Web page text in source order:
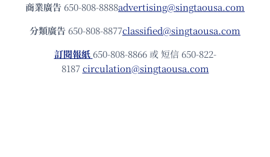
商業廣告 650-808-8888advertising@singtaousa.com
分類廣告 650-808-8877classified@singtaousa.com
訂閱報紙 650-808-8866 或 短信 650-822-
8187circulation@singtaousa.com